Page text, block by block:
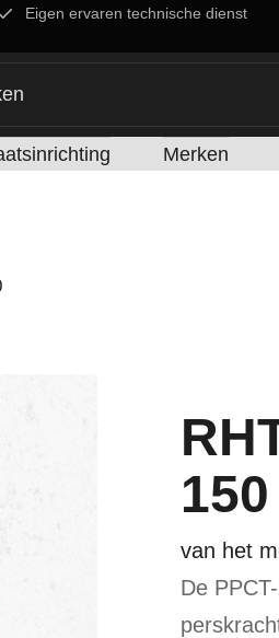
Eigen ervaren technische dienst
Merken
150
van het
De